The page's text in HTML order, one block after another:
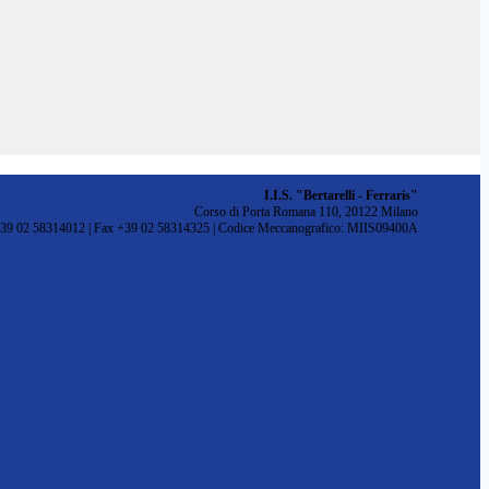
I.I.S. "Bertarelli - Ferraris"
Corso di Porta Romana 110, 20122 Milano
02 58314012 | Fax +39 02 58314325 | Codice Meccanografico: MIIS09400A